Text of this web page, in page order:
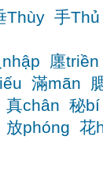
Thùy 手Thủ
nhập 廛triền
滿mãn
真chân 秘bí
放phóng 花